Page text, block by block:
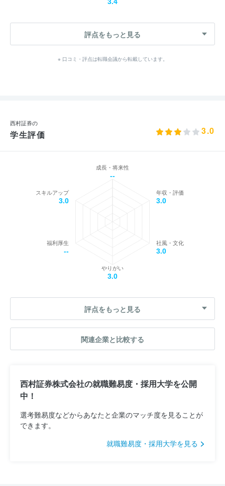
3.4
評点をもっと見る
※ 口コミ・評点は転職会議から転載しています。
西村証券の
学生評価 3.0
成長・将来性
--
年収・評価
3.0
社風・文化
3.0
やりがい
3.0
福利厚生
--
スキルアップ
3.0
評点をもっと見る
関連企業と比較する
西村証券株式会社の就職難易度・採用大学を公開
中！
選考難易度などからあなたと企業のマッチ度を見ることが
できます。
就職難易度・採用大学を見る